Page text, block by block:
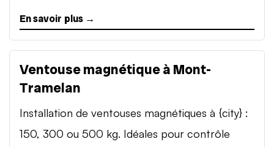
En savoir plus →
Ventouse magnétique à Mont-
Tramelan
Installation de ventouses magnétiques à {city} :
150, 300 ou 500 kg. Idéales pour contrôle